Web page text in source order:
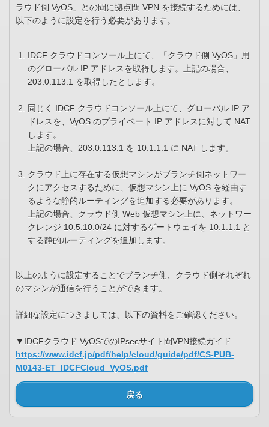
ラウド側 VyOS」との間に拠点間 VPN を接続するためには、
以下のように設定を行う必要があります。
IDCF クラウドコンソール上にて、「クラウド側 VyOS」用
のグローバル IP アドレスを取得します。上記の場合、
203.0.113.1 を取得したとします。
同じく IDCF クラウドコンソール上にて、グローバル IP ア
ドレスを、VyOS のプライベート IP アドレスに対して NAT
します。
上記の場合、203.0.113.1 を 10.1.1.1 に NAT します。
クラウド上に存在する仮想マシンがブランチ側ネットワー
クにアクセスするために、仮想マシン上に VyOS を経由す
るような静的ルーティングを追加する必要があります。
上記の場合、クラウド側 Web 仮想マシン上に、ネットワー
クレンジ 10.5.10.0/24 に対するゲートウェイを 10.1.1.1 と
する静的ルーティングを追加します。
以上のように設定することでブランチ側、クラウド側それぞれ
のマシンが通信を行うことができます。
詳細な設定につきましては、以下の資料をご確認ください。
▼IDCFクラウド VyOSでのIPsecサイト間VPN接続ガイド
https://www.idcf.jp/pdf/help/cloud/guide/pdf/CS-PUB-
M0143-ET_IDCFCloud_VyOS.pdf
戻る